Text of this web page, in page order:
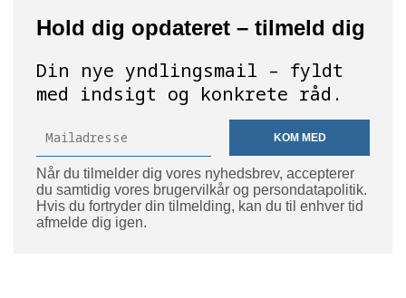
Hold dig opdateret – tilmeld dig
Din nye yndlingsmail – fyldt
med indsigt og konkrete råd.
KOM MED
Når du tilmelder dig vores nyhedsbrev, accepterer
du samtidig vores brugervilkår og persondatapolitik.
Hvis du fortryder din tilmelding, kan du til enhver tid
afmelde dig igen.